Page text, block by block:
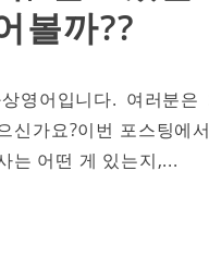
볼까??
영어입니다. 여러분은
신가요?이번 포스팅에
는 어떤 게 있는지,...